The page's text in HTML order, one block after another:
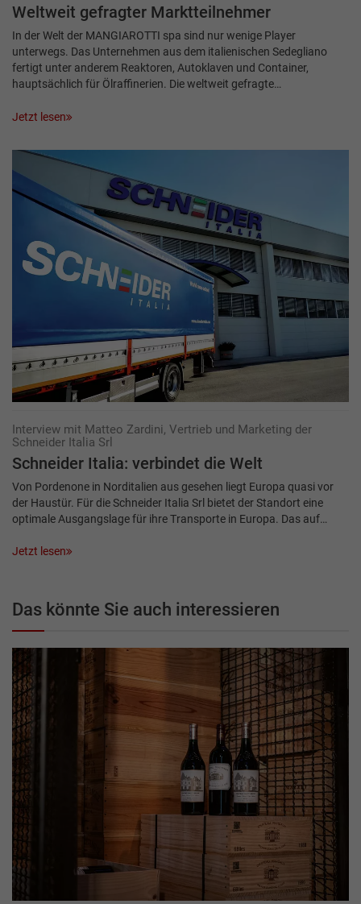
Weltweit gefragter Marktteilnehmer
In der Welt der MANGIAROTTI spa sind nur wenige Player
unterwegs. Das Unternehmen aus dem italienischen Sedegliano
fertigt unter anderem Reaktoren, Autoklaven und Container,
hauptsächlich für Ölraffinerien. Die weltweit gefragte…
Jetzt lesen
Interview mit Matteo Zardini, Vertrieb und Marketing der
Schneider Italia Srl
Schneider Italia: verbindet die Welt
Von Pordenone in Norditalien aus gesehen liegt Europa quasi vor
der Haustür. Für die Schneider Italia Srl bietet der Standort eine
optimale Ausgangslage für ihre Transporte in Europa. Das auf…
Jetzt lesen
Das könnte Sie auch interessieren